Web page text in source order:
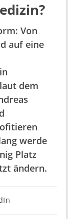
Von
auf eine
dem
werde
Platz
ändern.